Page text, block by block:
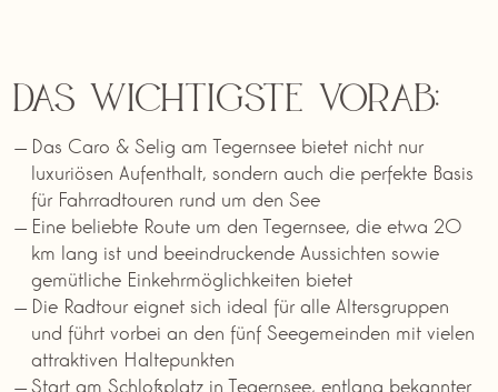
Das Wichtigste vorab:
Das Caro & Selig am Tegernsee bietet nicht nur
luxuriösen Aufenthalt, sondern auch die perfekte Basis
für Fahrradtouren rund um den See
Eine beliebte Route um den Tegernsee, die etwa 20
km lang ist und beeindruckende Aussichten sowie
gemütliche Einkehrmöglichkeiten bietet
Die Radtour eignet sich ideal für alle Altersgruppen
und führt vorbei an den fünf Seegemeinden mit vielen
attraktiven Haltepunkten
Start am Schloßplatz in Tegernsee, entlang bekannter